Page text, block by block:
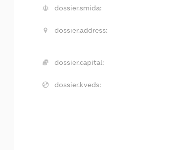
dossier.smida:
dossier.address:
dossier.capital:
dossier.kveds: